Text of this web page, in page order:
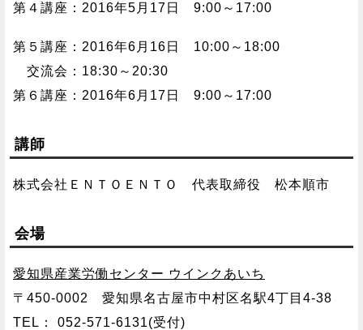
第４講座：2016年5月17日 9:00～17:00
第５講座：2016年6月16日 10:00～18:00
交流会：18:30～20:30
第６講座：2016年6月17日 9:00～17:00
講師
株式会社ＥＮＴＯＥＮＴＯ 代表取締役 松本順市
会場
愛知県産業労働センター ウインクあいち
〒450-0002 愛知県名古屋市中村区名駅4丁目4-38
TEL： 052-571-6131(受付)